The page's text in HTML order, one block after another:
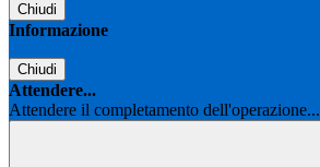
Chiudi
Informazione
Chiudi
Attendere...
Attendere il completamento dell'operazione...